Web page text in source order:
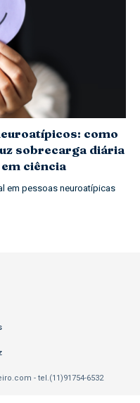
como
sobrecarga diária
ciência
em pessoas neuroatípicas
- tel.(11)91754-6532